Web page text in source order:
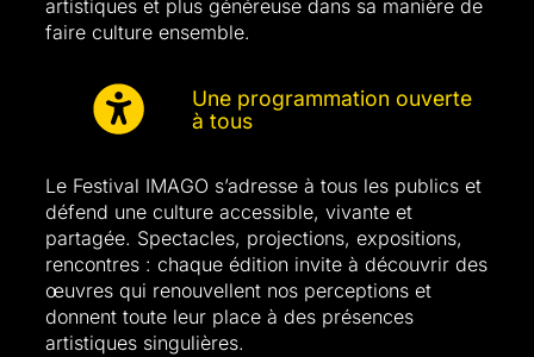
artistiques et plus généreuse dans sa manière de
faire culture ensemble.
Une programmation ouverte
à tous
Le Festival IMAGO s’adresse à tous les publics et
défend une culture accessible, vivante et
partagée. Spectacles, projections, expositions,
rencontres : chaque édition invite à découvrir des
œuvres qui renouvellent nos perceptions et
donnent toute leur place à des présences
artistiques singulières.